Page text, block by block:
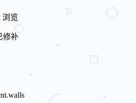
浏览